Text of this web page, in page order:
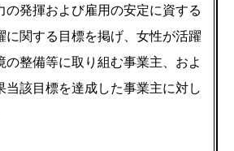
の発揮および雇用の安定に資する
に関する目標を掲げ、女性が活躍
の整備等に取り組む事業主、およ
当該目標を達成した事業主に対し